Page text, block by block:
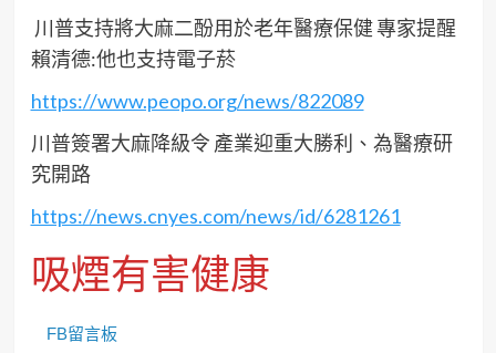
川普支持將大麻二酚用於老年醫療保健 專家提醒
賴清德:他也支持電子菸
https://www.peopo.org/news/822089
川普簽署大麻降級令 產業迎重大勝利、為醫療研
究開路
https://news.cnyes.com/news/id/6281261
吸煙有害健康
FB留言板